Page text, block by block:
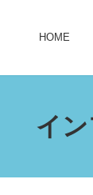
HOME
イ